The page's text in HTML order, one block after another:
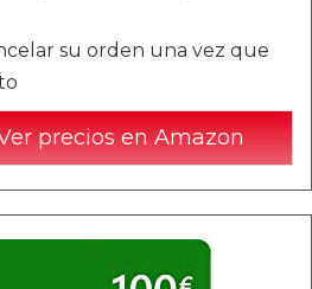
su orden una vez que
precios en Amazon